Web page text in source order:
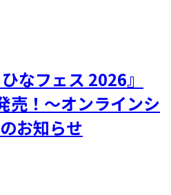
なフェス 2026』
売！～オンラインシ
お知らせ